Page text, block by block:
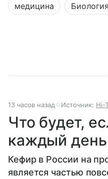
медицина Биология
13 часов назад Источник: Hi-
Что будет,
каждый день
Кефир в России на
является частью